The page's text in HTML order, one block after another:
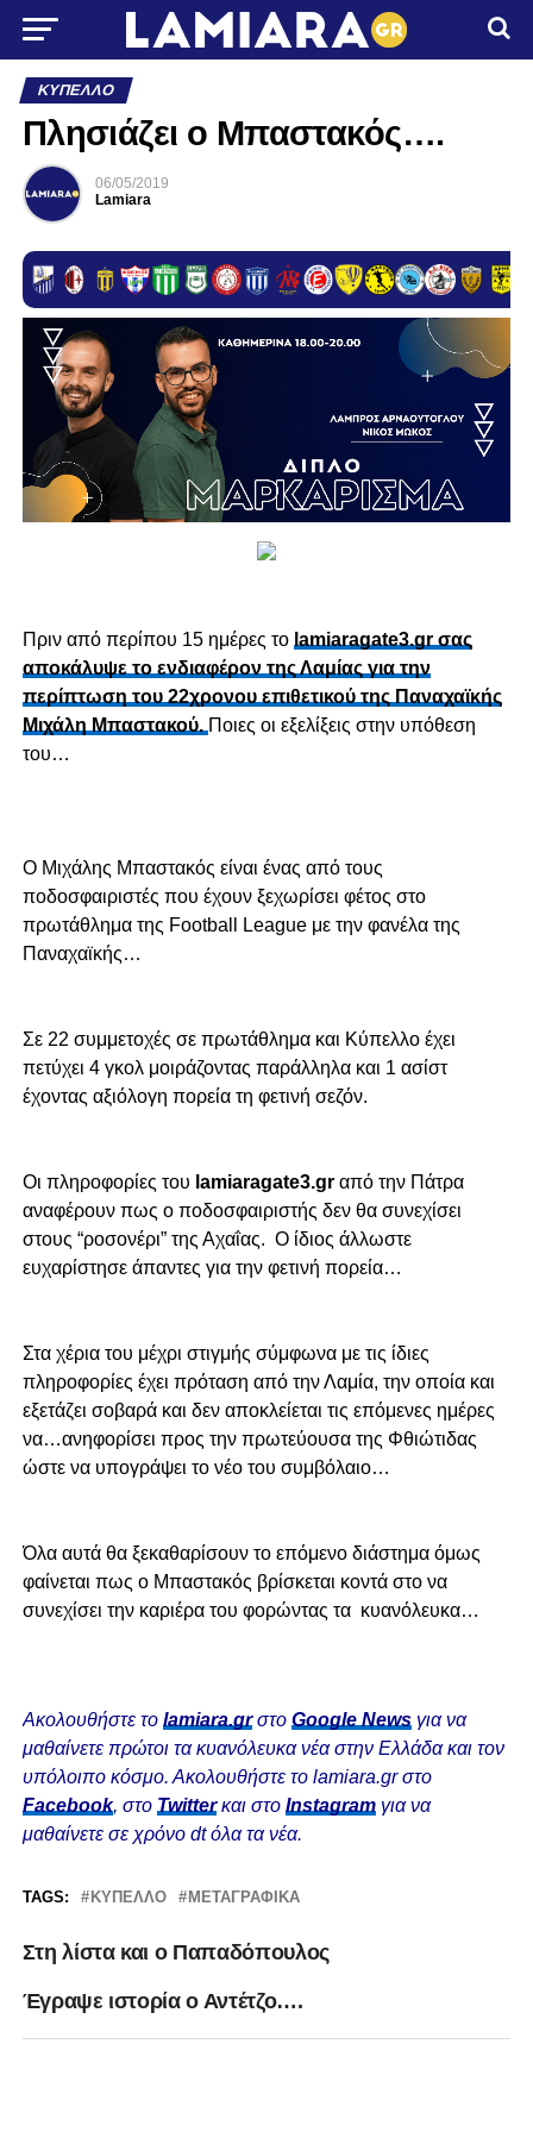
ΚΎΠΕΛΛΟ
Πλησιάζει ο Μπαστακός….
06/05/2019
Lamiara
Πριν από περίπου 15 ημέρες το lamiaragate3.gr σας
αποκάλυψε το ενδιαφέρον της Λαμίας για την
περίπτωση του 22χρονου επιθετικού της Παναχαϊκής
Μιχάλη Μπαστακού.Ποιες οι εξελίξεις στην υπόθεση
του…
Ο Μιχάλης Μπαστακός είναι ένας από τους
ποδοσφαιριστές που έχουν ξεχωρίσει φέτος στο
πρωτάθλημα της Football League με την φανέλα της
Παναχαϊκής…
Σε 22 συμμετοχές σε πρωτάθλημα και Κύπελλο έχει
πετύχει 4 γκολ μοιράζοντας παράλληλα και 1 ασίστ
έχοντας αξιόλογη πορεία τη φετινή σεζόν.
Οι πληροφορίες του lamiaragate3.grαπό την Πάτρα
αναφέρουν πως ο ποδοσφαιριστής δεν θα συνεχίσει
στους “ροσονέρι” της Αχαΐας. Ο ίδιος άλλωστε
ευχαρίστησε άπαντες για την φετινή πορεία…
Στα χέρια του μέχρι στιγμής σύμφωνα με τις ίδιες
πληροφορίες έχει πρόταση από την Λαμία, την οποία και
εξετάζει σοβαρά και δεν αποκλείεται τις επόμενες ημέρες
να…ανηφορίσει προς την πρωτεύουσα της Φθιώτιδας
ώστε να υπογράψει το νέο του συμβόλαιο…
Όλα αυτά θα ξεκαθαρίσουν το επόμενο διάστημα όμως
φαίνεται πως ο Μπαστακός βρίσκεται κοντά στο να
συνεχίσει την καριέρα του φορώντας τα κυανόλευκα…
Ακολουθήστε το lamiara.grστο Google Newsγια να
μαθαίνετε πρώτοι τα κυανόλευκα νέα στην Ελλάδα και τον
υπόλοιπο κόσμο. Ακολουθήστε το lamiara.gr στο
Facebook, στο Twitterκαι στο Instagram για να
μαθαίνετε σε χρόνο dt όλα τα νέα.
TAGS: ΚΎΠΕΛΛΟ ΜΕΤΑΓΡΑΦΙΚΆ
Στη λίστα και ο Παπαδόπουλος
Έγραψε ιστορία ο Αντέτζο….